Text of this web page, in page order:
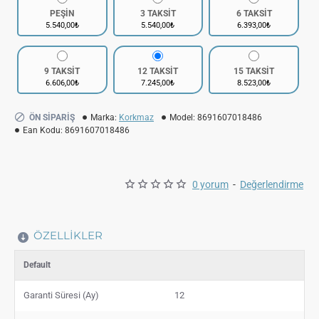
0 yorum - Değerlendirme
PEŞİN
5.540,00₺
3 TAKSİT
5.540,00₺
6 TAKSİT
6.393,00₺
9 TAKSİT
6.606,00₺
12 TAKSİT
7.245,00₺
15 TAKSİT
8.523,00₺
ÖN SIPARIŞ Marka: Korkmaz Model: 8691607018486
Ean Kodu: 8691607018486
ÖZELLIKLER
Default
Garanti Süresi (Ay) 12